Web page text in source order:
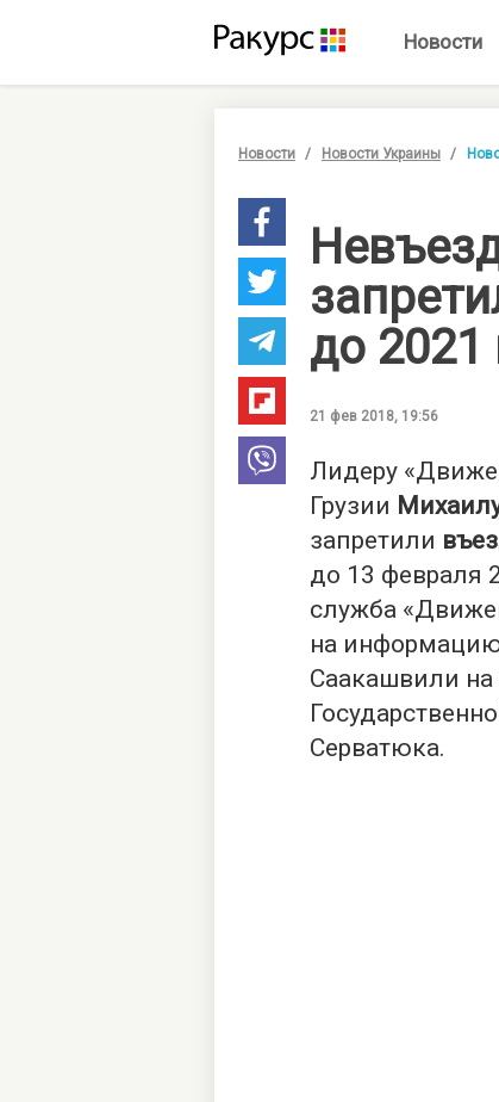
Новости
Новости Новости Украины
до
21 фев 2018, 19:56
Лидеру
Грузии
запретили
до 13 февраля
служба
на
Саакашвили на
Серватюка.